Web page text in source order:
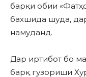
барқи обии
бахшида шуда,
намуданд.
Дар иртибот бо
барқ гузориши